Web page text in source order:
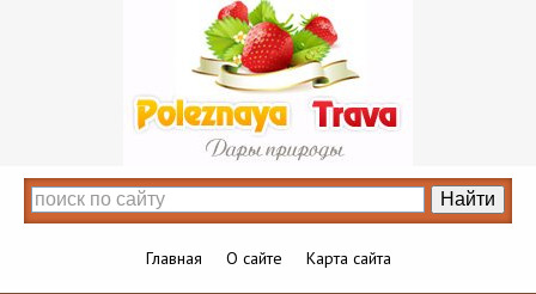
Главная О сайте Карта сайта